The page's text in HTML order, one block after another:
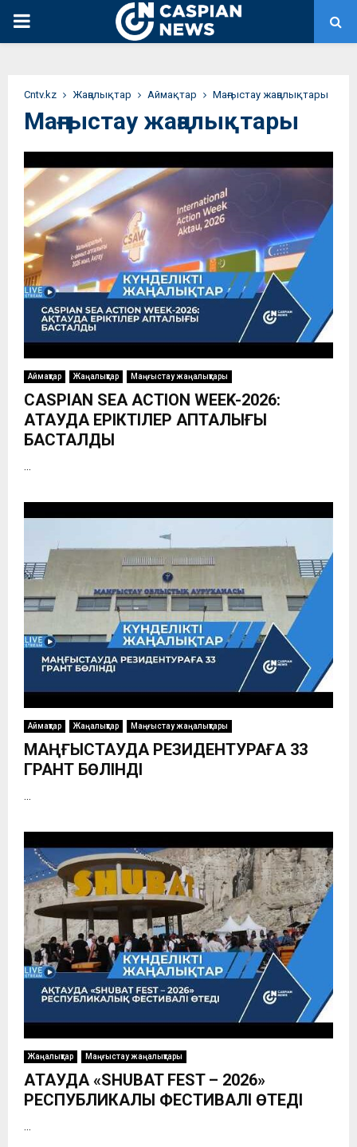
PRIMARY
Сntv.kz Жаңалықтар Аймақтар Маңғыстау жаңалықтары
Маңғыстау жаңалықтары
Аймақтар Жаңалықтар Маңғыстау жаңалықтары
CASPIAN SEA ACTION WEEK-2026:
АҚТАУДА ЕРІКТІЛЕР АПТАЛЫҒЫ
БАСТАЛДЫ
Аймақтар Жаңалықтар Маңғыстау жаңалықтары
МАҢҒЫСТАУДА РЕЗИДЕНТУРАҒА 33
ГРАНТ БӨЛІНДІ
...
Жаңалықтар Маңғыстау жаңалықтары
АҚТАУДА «SHUBAT FEST – 2026»
РЕСПУБЛИКАЛЫҚ ФЕСТИВАЛІ ӨТЕДІ